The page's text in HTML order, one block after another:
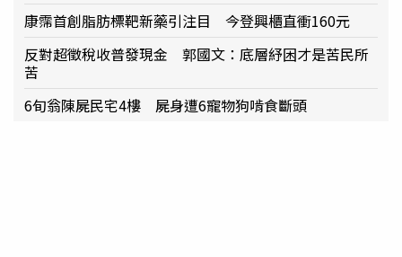
康霈首創脂肪標靶新藥引注目 今登興櫃直衝160元
反對超徵稅收普發現金 郭國文：底層紓困才是苦民所
苦
6旬翁陳屍民宅4樓 屍身遭6寵物狗啃食斷頭